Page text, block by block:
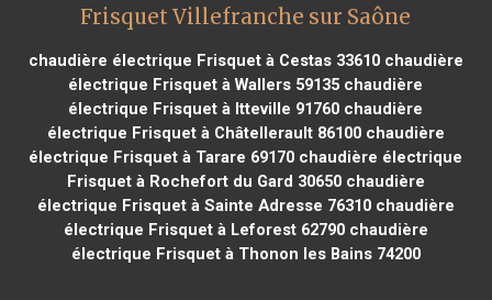
Frisquet Villefranche sur Saône
chaudière électrique Frisquet à Cestas 33610chaudière
électrique Frisquet à Wallers 59135 chaudière
électrique Frisquet à Itteville 91760 chaudière
électrique Frisquet à Châtellerault 86100chaudière
électrique Frisquet à Tarare 69170 chaudière électrique
Frisquet à Rochefort du Gard 30650chaudière
électrique Frisquet à Sainte Adresse 76310chaudière
électrique Frisquet à Leforest 62790chaudière
électrique Frisquet à Thonon les Bains 74200